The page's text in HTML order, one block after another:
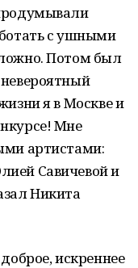
с ушными
Потом был
я в Москве и
Мне
артистами:
Савичевой и
Никита
искреннее